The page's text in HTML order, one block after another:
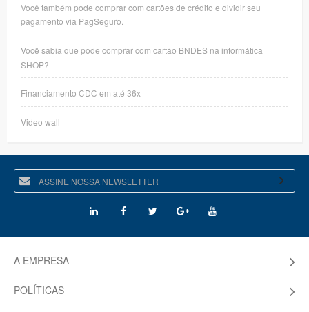
Você também pode comprar com cartões de crédito e dividir seu
pagamento via PagSeguro.
Você sabia que pode comprar com cartão BNDES na informática
SHOP?
Financiamento CDC em até 36x
Video wall
A EMPRESA
POLÍTICAS